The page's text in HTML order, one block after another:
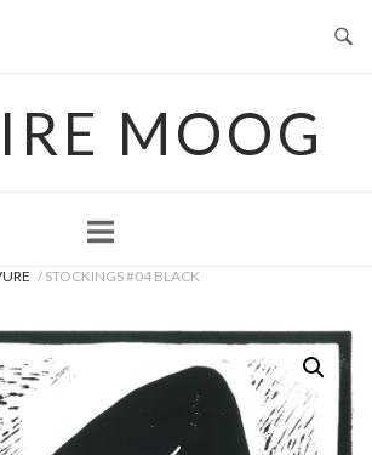
MOOG
/ STOCKINGS #04 BLACK